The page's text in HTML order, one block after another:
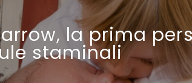
la prima
staminali